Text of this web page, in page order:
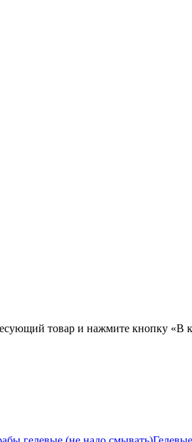
товар и нажмите кнопку «В